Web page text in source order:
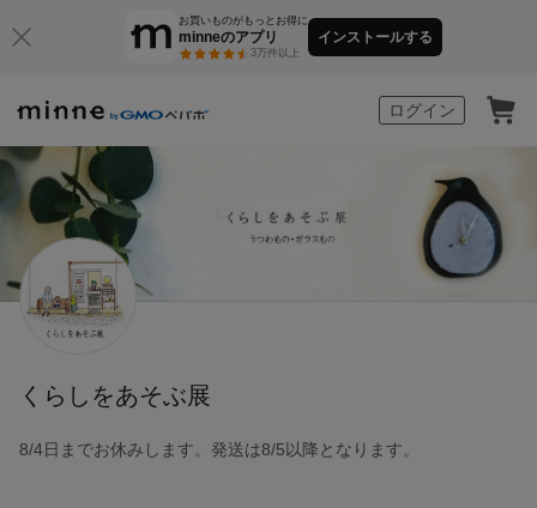
お買いものがもっとお得に
minneのアプリ
3万件以上
インストールする
ログイン
くらしをあそぶ展
8/4日までお休みします。発送は8/5以降となります。